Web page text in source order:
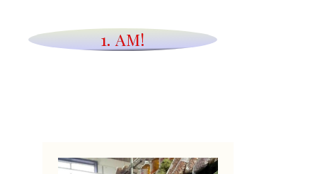
1. АМ!